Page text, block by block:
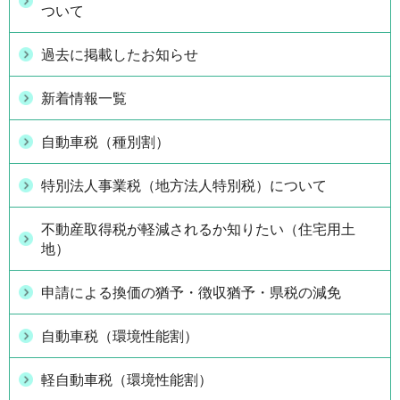
ついて
過去に掲載したお知らせ
新着情報一覧
自動車税（種別割）
特別法人事業税（地方法人特別税）について
不動産取得税が軽減されるか知りたい（住宅用土
地）
申請による換価の猶予・徴収猶予・県税の減免
自動車税（環境性能割）
軽自動車税（環境性能割）